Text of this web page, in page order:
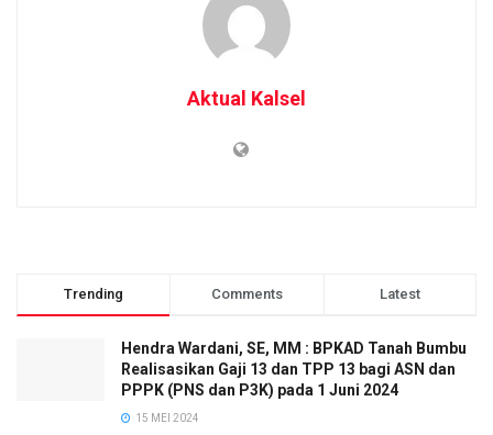
Aktual Kalsel
Trending Comments Latest
Hendra Wardani, SE, MM : BPKAD Tanah Bumbu
Realisasikan Gaji 13 dan TPP 13 bagi ASN dan
PPPK (PNS dan P3K) pada 1 Juni 2024
15 MEI 2024